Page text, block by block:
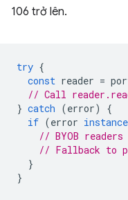
106 trở lên.
try {
const reader =
// Call
} catch (error)
{
if (error
// BYOB
// Fallback to
}
}